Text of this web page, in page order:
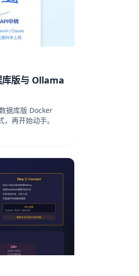
版与 Ollama
据库版 Docker
再开始动手。